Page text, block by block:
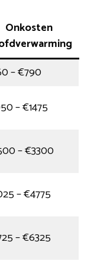
Onkosten
– €790
– €1475
– €3300
– €4775
– €6325